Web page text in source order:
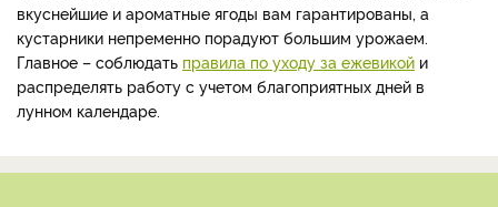
вкуснейшие и ароматные ягоды вам гарантированы, а
кустарники непременно порадуют большим урожаем.
Главное – соблюдать правила по уходу за ежевикой и
распределять работу с учетом благоприятных дней в
лунном календаре.